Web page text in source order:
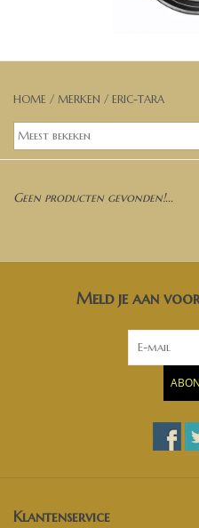
Bartafels
Banken, stoelen &
(Bar)krukken
Plantenbakken
Hockers & Terrastafels
Blog
HOME / MERKEN / ERIC-TARA
Geen producten gevonden!...
Meld je aan
Klantenservice